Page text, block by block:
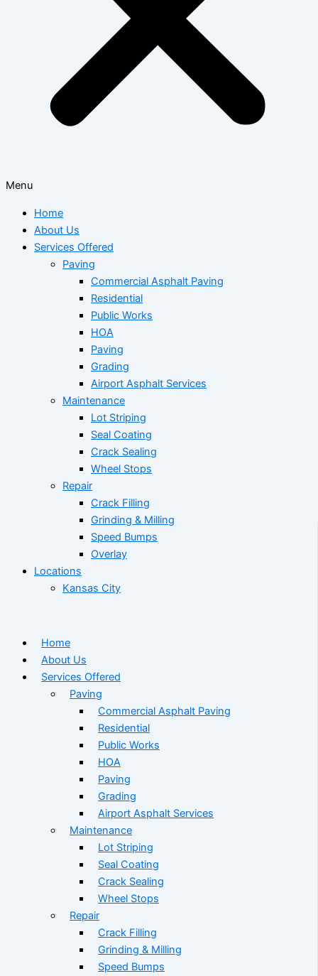
Menu
Home
About Us
Services Offered
Paving
Commercial Asphalt Paving
Residential
Public Works
HOA
Paving
Grading
Airport Asphalt Services
Maintenance
Lot Striping
Seal Coating
Crack Sealing
Wheel Stops
Repair
Crack Filling
Grinding & Milling
Speed Bumps
Overlay
Locations
Kansas City
Home
About Us
Services Offered
Paving
Commercial Asphalt Paving
Residential
Public Works
HOA
Paving
Grading
Airport Asphalt Services
Maintenance
Lot Striping
Seal Coating
Crack Sealing
Wheel Stops
Repair
Crack Filling
Grinding & Milling
Speed Bumps